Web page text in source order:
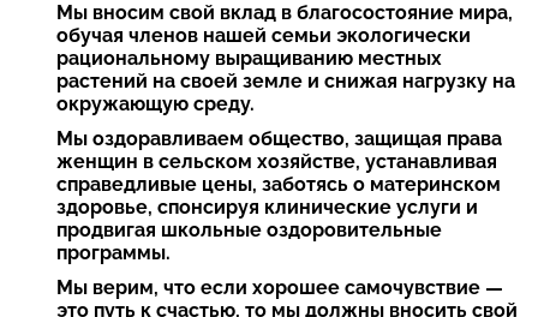
Мы вносим свой вклад в благосостояние мира,
обучая членов нашей семьи экологически
рациональному выращиванию местных
растений на своей земле и снижая нагрузку на
окружающую среду.
Мы оздоравливаем общество, защищая права
женщин в сельском хозяйстве, устанавливая
справедливые цены, заботясь о материнском
здоровье, спонсируя клинические услуги и
продвигая школьные оздоровительные
программы.
Мы верим, что если хорошее самочувствие —
это путь к счастью, то мы должны вносить свой